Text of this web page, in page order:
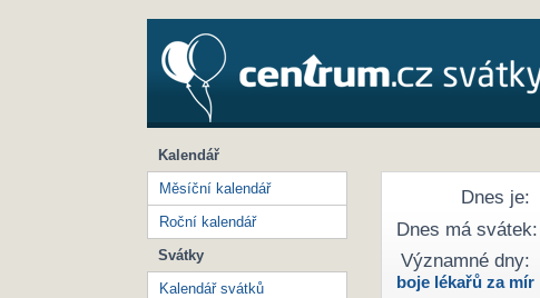
Dnes je:
Dnes má svátek:
Významné dny:
boje lékařů za mír
Kalendář
Měsíční kalendář
Roční kalendář
Svátky
Kalendář svátků